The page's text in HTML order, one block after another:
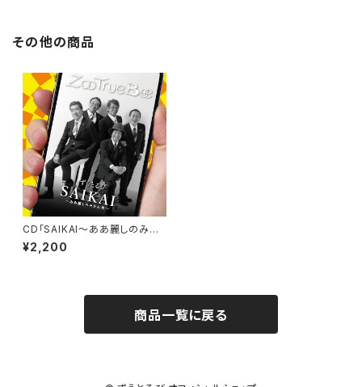
その他の商品
CD「SAIKAI〜ああ麗しのみか
ん色〜」
¥2,200
商品一覧に戻る